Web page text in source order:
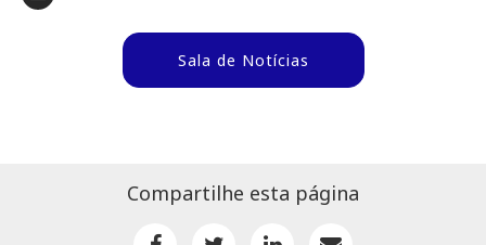
Sala de Notícias
Compartilhe esta página